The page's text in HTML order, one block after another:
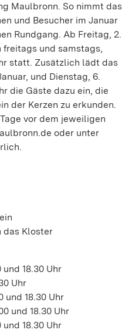
Maulbronn. So nimmt das
und Besucher im Januar
Rundgang. Ab Freitag, 2.
freitags und samstags,
statt. Zusätzlich lädt das
und Dienstag, 6.
die Gäste dazu ein, die
der Kerzen zu erkunden.
vor dem jeweiligen
oder unter
das Kloster
und 18.30 Uhr
Uhr
und 18.30 Uhr
und 18.30 Uhr
und 18.30 Uhr